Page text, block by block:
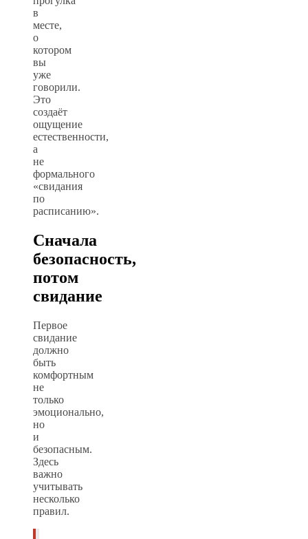
в
месте,
о
котором
вы
уже
говорили.
Это
создаёт
ощущение
естественности,
а
не
формального
«свидания
по
расписанию».
Сначала
безопасность,
потом
свидание
Первое
свидание
должно
быть
комфортным
не
только
эмоционально,
но
и
безопасным.
Здесь
важно
учитывать
несколько
правил.